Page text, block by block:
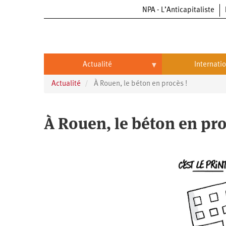
NPA - L’Anticapitaliste
Actualité
Actualité
Entreprises
International
Chine
Continents
Continents
Afrique
Actualité À Rouen, le béton en procès !
À Rouen, le béton en